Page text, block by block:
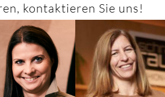
kontaktieren Sie uns!